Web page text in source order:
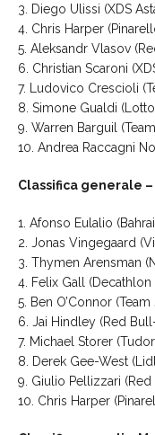
3. Diego Ulissi (XDS
4. Chris Harper
5. Aleksandr Vlasov
6. Christian Scaroni
7. Ludovico Crescioli
8. Simone Gualdi (Lotto
9. Warren Barguil (Team
10. Andrea Raccagni
Classifica generale –
1. Afonso Eulalio
2. Jonas Vingegaard
3. Thymen Arensman
4. Felix Gall (Decathlon
5. Ben O’Connor (Team
6. Jai Hindley (Red
7. Michael Storer
8. Derek Gee-West
9. Giulio Pellizzari (Red
10. Chris Harper